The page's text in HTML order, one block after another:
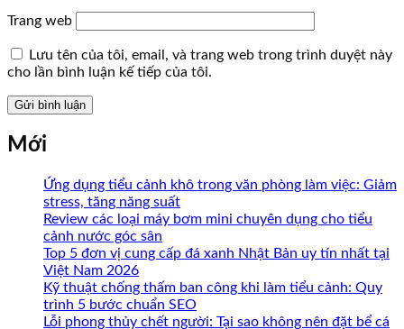
Trang web
Lưu tên của tôi, email, và trang web trong trình duyệt này
cho lần bình luận kế tiếp của tôi.
Mới
Ứng dụng tiểu cảnh khô trong văn phòng làm việc: Giảm
stress, tăng năng suất
Review các loại máy bơm mini chuyên dụng cho tiểu
cảnh nước góc sân
Top 5 đơn vị cung cấp đá xanh Nhật Bản uy tín nhất tại
Việt Nam 2026
Kỹ thuật chống thấm ban công khi làm tiểu cảnh: Quy
trình 5 bước chuẩn SEO
Lỗi phong thủy chết người: Tại sao không nên đặt bể cá